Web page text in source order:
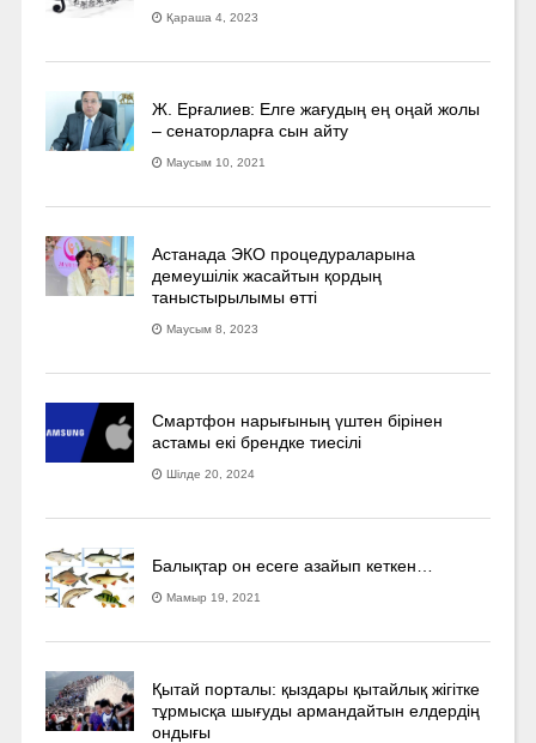
Қараша 4, 2023
Ж. Ерғалиев: Елге жағудың ең оңай жолы
– сенаторларға сын айту
Маусым 10, 2021
Астанада ЭКО процедураларына
демеушілік жасайтын қордың
таныстырылымы өтті
Маусым 8, 2023
Смартфон нарығының үштен бірінен
астамы екі брендке тиесілі
Шілде 20, 2024
Балықтар он есеге азайып кеткен…
Мамыр 19, 2021
Қытай порталы: қыздары қытайлық жігітке
тұрмысқа шығуды армандайтын елдердің
ондығы